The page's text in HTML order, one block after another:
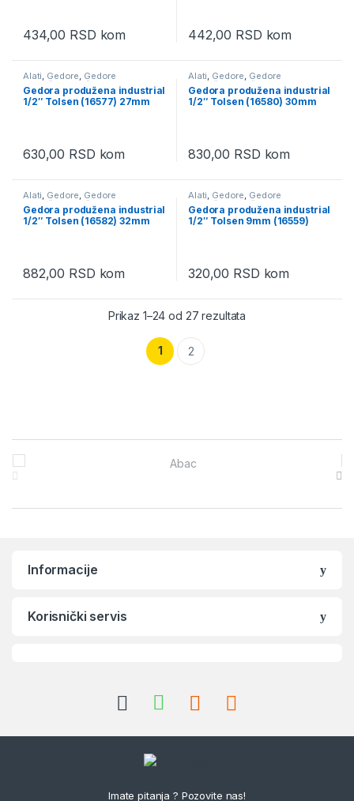
434,00 RSD kom 442,00 RSD kom
Alati, Gedore, Gedore
produžene Račne, gedore,
adapteri i produžeci ( nastavci ),
Ručni alati
Gedora produžena industrial
1/2″ Tolsen (16577) 27mm
630,00 RSD kom
Alati, Gedore, Gedore
produžene Račne, gedore,
adapteri i produžeci ( nastavci ),
Ručni alati
Gedora produžena industrial
1/2″ Tolsen (16580) 30mm
830,00 RSD kom
Alati, Gedore, Gedore
produžene Račne, gedore,
adapteri i produžeci ( nastavci ),
Ručni alati
Gedora produžena industrial
1/2″ Tolsen (16582) 32mm
882,00 RSD kom
Alati, Gedore, Gedore
produžene Račne, gedore,
adapteri i produžeci ( nastavci ),
Ručni alati
Gedora produžena industrial
1/2″ Tolsen 9mm (16559)
320,00 RSD kom
Prikaz 1–24 od 27 rezultata
1 2
Brands Carousel
Informacije
Korisnički servis
Imate pitanja ? Pozovite nas!